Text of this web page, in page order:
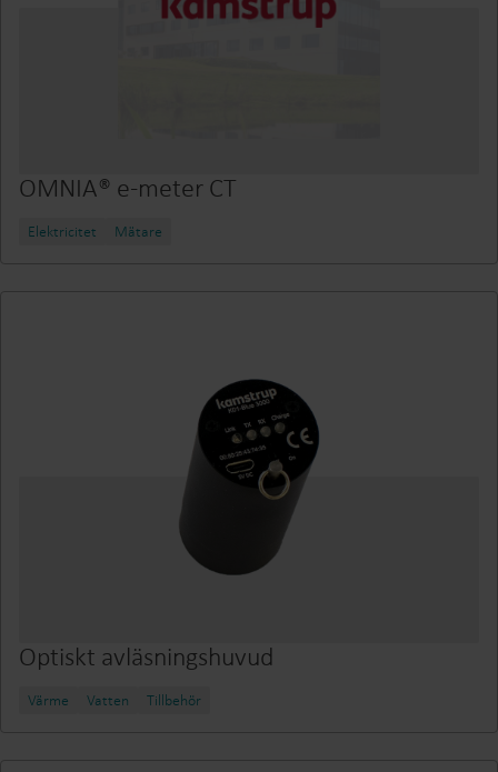
OMNIA® e-meter CT
Elektricitet Mätare
Optiskt avläsningshuvud
Värme Vatten Tillbehör